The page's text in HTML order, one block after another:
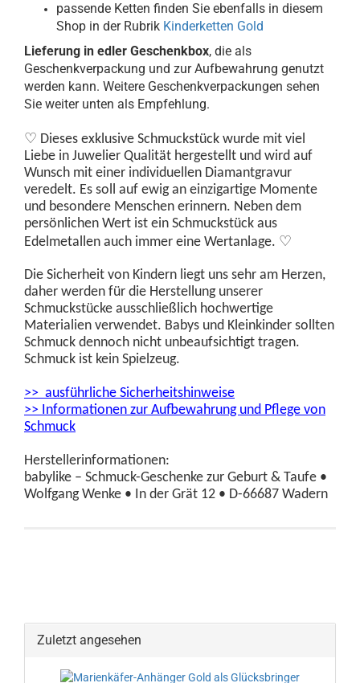
passende Ketten finden Sie ebenfalls in diesem
Shop in der Rubrik Kinderketten Gold
Lieferung in edler Geschenkbox, die als
Geschenkverpackung und zur Aufbewahrung genutzt
werden kann. Weitere Geschenkverpackungen sehen
Sie weiter unten als Empfehlung.
♡ Dieses exklusive Schmuckstück wurde mit viel
Liebe in Juwelier Qualität hergestellt und wird auf
Wunsch mit einer individuellen Diamantgravur
veredelt. Es soll auf ewig an einzigartige Momente
und besondere Menschen erinnern. Neben dem
persönlichen Wert ist ein Schmuckstück aus
Edelmetallen auch immer eine Wertanlage. ♡
Die Sicherheit von Kindern liegt uns sehr am Herzen,
daher werden für die Herstellung unserer
Schmuckstücke ausschließlich hochwertige
Materialien verwendet. Babys und Kleinkinder sollten
Schmuck dennoch nicht unbeaufsichtigt tragen.
Schmuck ist kein Spielzeug.
>> ausführliche Sicherheitshinweise
>> Informationen zur Aufbewahrung und Pflege von
Schmuck
Herstellerinformationen:
babylike – Schmuck-Geschenke zur Geburt & Taufe •
Wolfgang Wenke • In der Grät 12 • D-66687 Wadern
Zuletzt angesehen